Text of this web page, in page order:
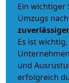
Ein wichtiger
Umzugs
Es ist
und
erfolgreich